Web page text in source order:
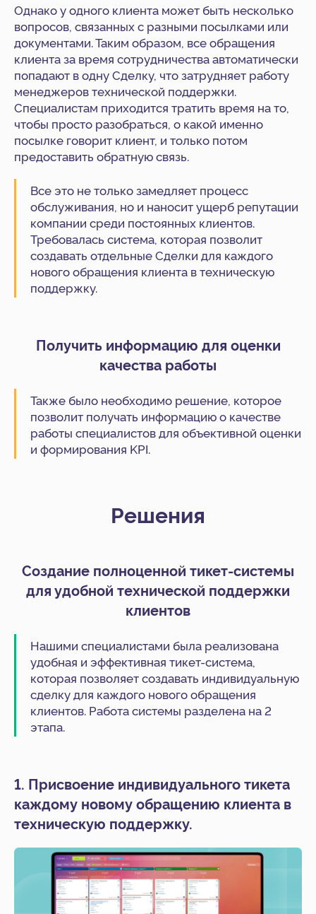
Однако у одного клиента может быть несколько
вопросов, связанных с разными посылками или
документами. Таким образом, все обращения
клиента за время сотрудничества автоматически
попадают в одну Сделку, что затрудняет работу
менеджеров технической поддержки.
Специалистам приходится тратить время на то,
чтобы просто разобраться, о какой именно
посылке говорит клиент, и только потом
предоставить обратную связь.
Все это не только замедляет процесс
обслуживания, но и наносит ущерб репутации
компании среди постоянных клиентов.
Требовалась система, которая позволит
создавать отдельные Сделки для каждого
нового обращения клиента в техническую
поддержку.
Получить информацию для оценки
качества работы
Также было необходимо решение, которое
позволит получать информацию о качестве
работы специалистов для объективной оценки
и формирования KPI.
Решения
Создание полноценной тикет-системы
для удобной технической поддержки
клиентов
Нашими специалистами была реализована
удобная и эффективная тикет-система,
которая позволяет создавать индивидуальную
сделку для каждого нового обращения
клиентов. Работа системы разделена на 2
этапа.
1. Присвоение индивидуального тикета
каждому новому обращению клиента в
техническую поддержку.